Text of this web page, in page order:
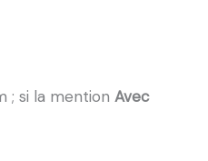
; si la mention Avec